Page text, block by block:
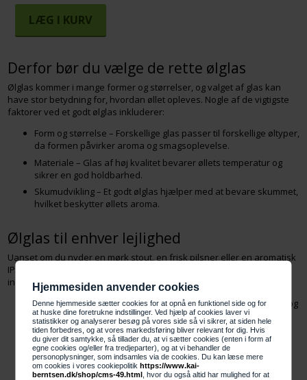
Hjemmesiden anvender cookies
Denne hjemmeside sætter cookies for at opnå en funktionel side og for
at huske dine foretrukne indstillinger. Ved hjælp af cookies laver vi
statistikker og analyserer besøg på vores side så vi sikrer, at siden hele
tiden forbedres, og at vores markedsføring bliver relevant for dig. Hvis
du giver dit samtykke, så tillader du, at vi sætter cookies (enten i form af
egne cookies og/eller fra tredjeparter), og at vi behandler de
personoplysninger, som indsamles via de cookies. Du kan læse mere
om cookies i vores cookiepolitikhttps://www.kai-
berntsen.dk/shop/cms-49.html , hvor du også altid har mulighed for at
LÆG I KURV
Derfor bør du vælge de rette ølglas
Ølglas kommer i mange former og størrelser, og valget af glas kan
have stor betydning for, hvordan øllet opleves. Nogle af de vigtigste
faktorer ved et godt ølglas inkluderer:
Form og størrelse – Forskellige glas passer til forskellige øltyper,
da formen påvirker aroma og smagsoplevelse.
Materiale – Glas af høj kvalitet bevarer øllets temperatur og
sikrer en god holdbarhed.
Skumudvikling – Et godt ølglas hjælper med at bevare skummet,
hvilket beskytter øllets aroma.
Ølglas til enhver lejlighed
Uanset om du nyder en mørk stout, en frisk pilsner eller en aromatisk
IPA, har vi ølglas, der passer perfekt til din favoritøl. Vores sortiment
indeholder blandt andet:
Klassiske pilsnerglas – Slanke glas, der fremhæver de friske og
sprøde nuancer i lyse øl.
Sniftere og tulipanglas – Perfekte til kraftige og aromatiske øl
som belgiske ales eller IPA’er.
Hvedeølsglas – Designet til at understøtte den karakteristiske
skumkrone i hvedeøl.